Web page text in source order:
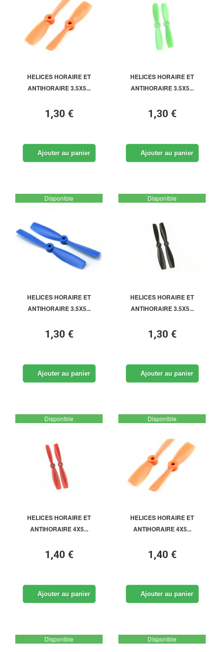
HELICES HORAIRE ET
ANTIHORAIRE 3.5X5...
1,30 €
Ajouter au panier
HELICES HORAIRE ET
ANTIHORAIRE 3.5X5...
1,30 €
Ajouter au panier
Disponible
HELICES HORAIRE ET
ANTIHORAIRE 3.5X5...
1,30 €
Ajouter au panier
Disponible
HELICES HORAIRE ET
ANTIHORAIRE 3.5X5...
1,30 €
Ajouter au panier
Disponible
HELICES HORAIRE ET
ANTIHORAIRE 4X5...
1,40 €
Ajouter au panier
Disponible
HELICES HORAIRE ET
ANTIHORAIRE 4X5...
1,40 €
Ajouter au panier
Disponible Disponible